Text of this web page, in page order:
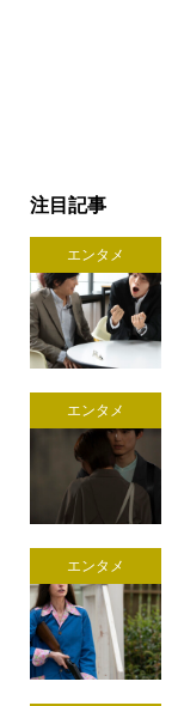
注目記事
エンタメ
エンタメ
エンタメ